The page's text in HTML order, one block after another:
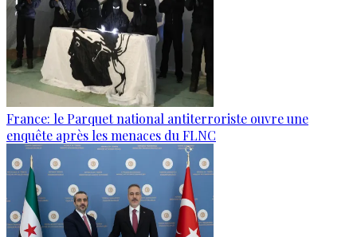
France: le Parquet national antiterroriste ouvre une
enquête après les menaces du FLNC